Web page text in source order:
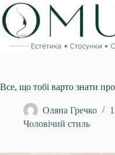
Перейти
до
вмісту
Все, що тобі варто знати
Оляна Гречко
Чоловічий стиль